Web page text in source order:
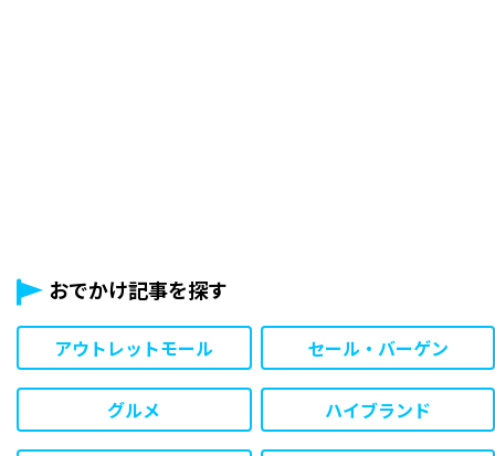
おでかけ記事を探す
アウトレットモール セール・バーゲン
グルメ ハイブランド